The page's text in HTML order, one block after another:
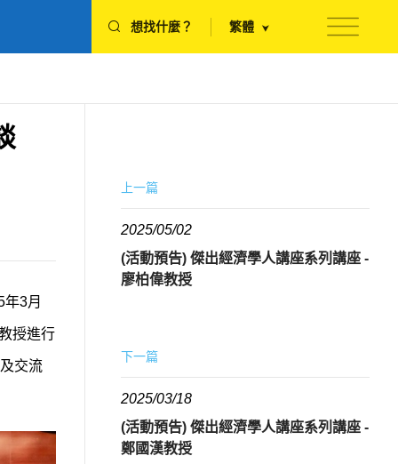
想找什麼？ 繁體
3月
授進行
交流
上一篇
2025/05/02
(活動預告) 傑出經濟學人講座系列講座 -
廖柏偉教授
下一篇
2025/03/18
(活動預告) 傑出經濟學人講座系列講座 -
鄭國漢教授